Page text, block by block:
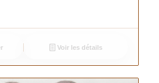
Voir les détails